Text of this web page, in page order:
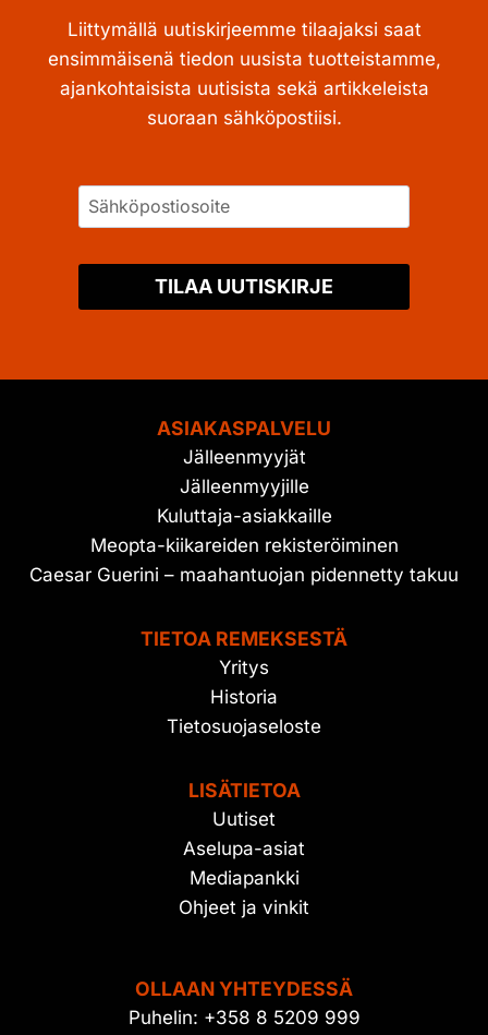
Liittymällä uutiskirjeemme tilaajaksi saat
ensimmäisenä tiedon uusista tuotteistamme,
ajankohtaisista uutisista sekä artikkeleista
suoraan sähköpostiisi.
TILAA UUTISKIRJE
ASIAKASPALVELU
Jälleenmyyjät
Jälleenmyyjille
Kuluttaja-asiakkaille
Meopta-kiikareiden rekisteröiminen
Caesar Guerini – maahantuojan pidennetty takuu
TIETOA REMEKSESTÄ
Yritys
Historia
Tietosuojaseloste
LISÄTIETOA
Uutiset
Aselupa-asiat
Mediapankki
Ohjeet ja vinkit
OLLAAN YHTEYDESSÄ
Puhelin: +358 8 5209 999